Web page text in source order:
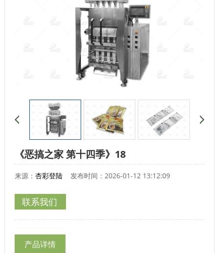
《恶搞之家 第十四季》18
来源： 杏彩登陆发布时间：2026-01-12 13:12:09
联系我们
产品详情